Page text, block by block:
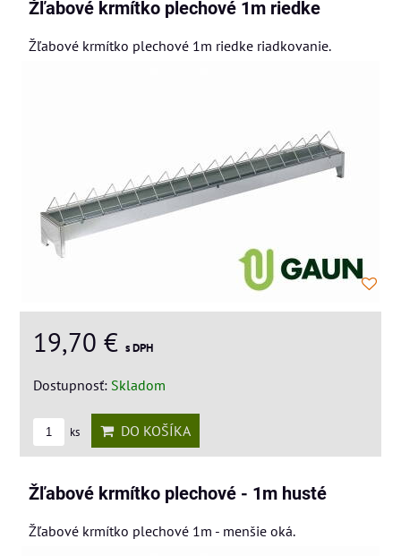
Žľabové krmítko plechové 1m riedke
Žľabové krmítko plechové 1m riedke riadkovanie.
19,70 € s DPH
Dostupnosť: Skladom
ks DO KOŠÍKA
Žľabové krmítko plechové - 1m husté
Žľabové krmítko plechové 1m - menšie oká.